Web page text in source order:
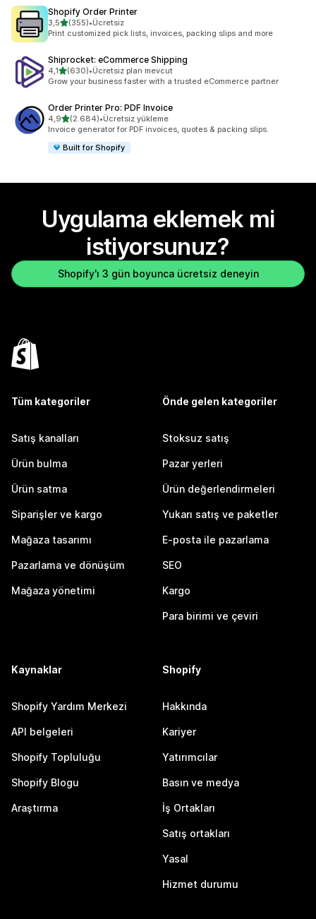
Shopify Order Printer
3,55 yıldız üzerinden
(355)
toplam 355 değerlendirme
•Ücretsiz
Print customized pick lists, invoices, packing slips and more
Shiprocket: eCommerce Shipping
4,15 yıldız üzerinden
(630)
toplam 630 değerlendirme
•Ücretsiz plan mevcut
Grow your business faster with a trusted eCommerce partner
Order Printer Pro: PDF Invoice
4,95 yıldız üzerinden
(2.684)
toplam 2684 değerlendirme
•Ücretsiz yükleme
Invoice generator for PDF invoices, quotes & packing slips.
Built for Shopify
Uygulama eklemek mi
istiyorsunuz?
Shopify'ı 3 gün boyunca ücretsiz deneyin
Tüm kategoriler
Satış kanalları
Ürün bulma
Ürün satma
Siparişler ve kargo
Mağaza tasarımı
Pazarlama ve dönüşüm
Mağaza yönetimi
Önde gelen kategoriler
Stoksuz satış
Pazar yerleri
Ürün değerlendirmeleri
Yukarı satış ve paketler
E-posta ile pazarlama
SEO
Kargo
Para birimi ve çeviri
Kaynaklar
Shopify Yardım Merkezi
API belgeleri
Shopify Topluluğu
Shopify Blogu
Araştırma
Shopify
Hakkında
Kariyer
Yatırımcılar
Basın ve medya
İş Ortakları
Satış ortakları
Yasal
Hizmet durumu